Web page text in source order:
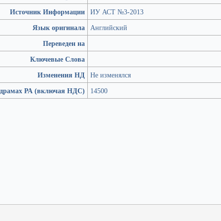
Источник Информации ИУ АСТ №3-2013
Язык оригинала Английский
Переведен на
Ключевые Слова
Изменения НД Не изменялся
РА (включая НДС)
14500